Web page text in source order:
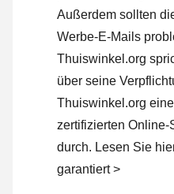
Außerdem sollten
Werbe-E-Mails
Thuiswinkel.org
über seine
Thuiswinkel.org
zertifizierten Online-
durch. Lesen Sie
garantiert >